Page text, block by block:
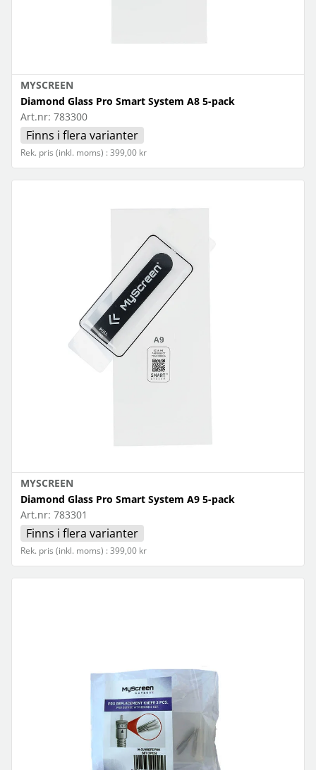
MYSCREEN
Diamond Glass Pro Smart System A8 5-pack
Art.nr: 783300
Finns i flera varianter
Rek. pris (inkl. moms) : 399,00 kr
MYSCREEN
Diamond Glass Pro Smart System A9 5-pack
Art.nr: 783301
Finns i flera varianter
Rek. pris (inkl. moms) : 399,00 kr